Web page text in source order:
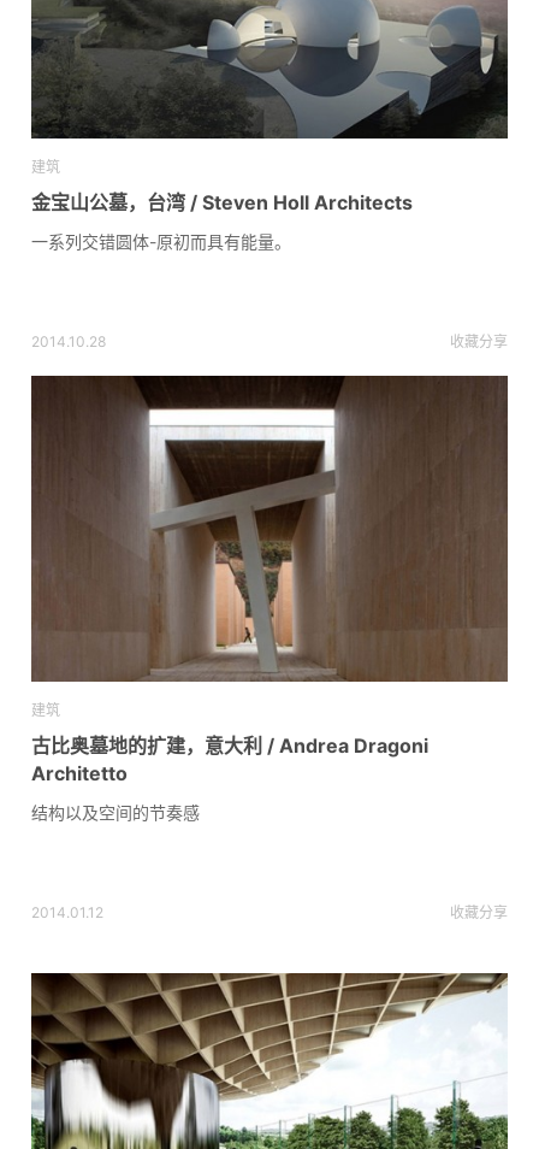
建筑
金宝山公墓，台湾 / Steven Holl Architects
一系列交错圆体-原初而具有能量。
2014.10.28 收藏分享
建筑
古比奥墓地的扩建，意大利 / Andrea Dragoni
Architetto
结构以及空间的节奏感
2014.01.12 收藏分享